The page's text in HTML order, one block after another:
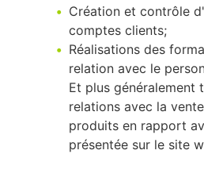
Création et contrôle
comptes clients;
Réalisations des
relation avec le
Et plus généralement
relations avec la
produits en rapport
présentée sur le site